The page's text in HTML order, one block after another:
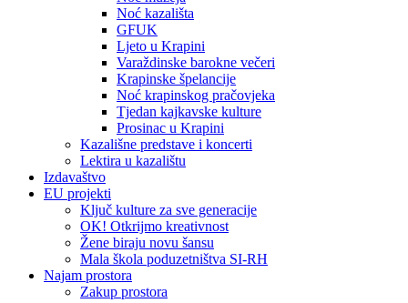
Noć kazališta
GFUK
Ljeto u Krapini
Varaždinske barokne večeri
Krapinske špelancije
Noć krapinskog pračovjeka
Tjedan kajkavske kulture
Prosinac u Krapini
Kazališne predstave i koncerti
Lektira u kazalištu
Izdavaštvo
EU projekti
Ključ kulture za sve generacije
OK! Otkrijmo kreativnost
Žene biraju novu šansu
Mala škola poduzetništva SI-RH
Najam prostora
Zakup prostora